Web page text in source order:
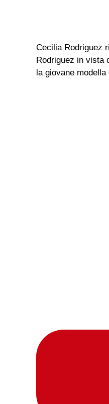
Cecilia Rodriguez
Rodriguez in vista
la giovane modella